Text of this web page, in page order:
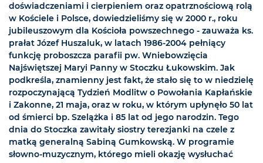
doświadczeniami i cierpieniem oraz opatrznościową rolą
w Kościele i Polsce, dowiedzieliśmy się w 2000 r., roku
jubileuszowym dla Kościoła powszechnego - zauważa ks.
prałat Józef Huszaluk, w latach 1986-2004 pełniący
funkcję proboszcza parafii pw. Wniebowzięcia
Najświętszej Maryi Panny w Stoczku Łukowskim. Jak
podkreśla, znamienny jest fakt, że stało się to w niedzielę
rozpoczynającą Tydzień Modlitw o Powołania Kapłańskie
i Zakonne, 21 maja, oraz w roku, w którym upłynęło 50 lat
od śmierci bp. Szelążka i 85 lat od jego narodzin. Tego
dnia do Stoczka zawitały siostry terezjanki na czele z
matką generalną Sabiną Gumkowską. W programie
słowno-muzycznym, którego mieli okazję wysłuchać